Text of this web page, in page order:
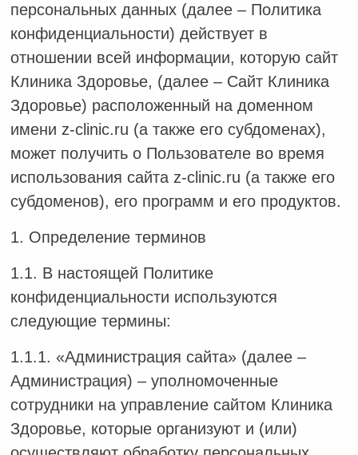
персональных данных (далее – Политика
конфиденциальности) действует в
отношении всей информации, которую сайт
Клиника Здоровье, (далее – Сайт Клиника
Здоровье) расположенный на доменном
имени z-clinic.ru (а также его субдоменах),
может получить о Пользователе во время
использования сайта z-clinic.ru (а также его
субдоменов), его программ и его продуктов.
1. Определение терминов
1.1. В настоящей Политике
конфиденциальности используются
следующие термины:
1.1.1. «Администрация сайта» (далее –
Администрация) – уполномоченные
сотрудники на управление сайтом Клиника
Здоровье, которые организуют и (или)